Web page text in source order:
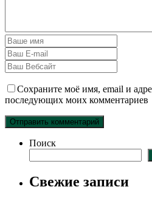
Сохраните моё имя, email и
последующих моих комментариев
Поиск
Свежие записи